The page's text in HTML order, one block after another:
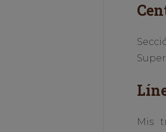
Mis